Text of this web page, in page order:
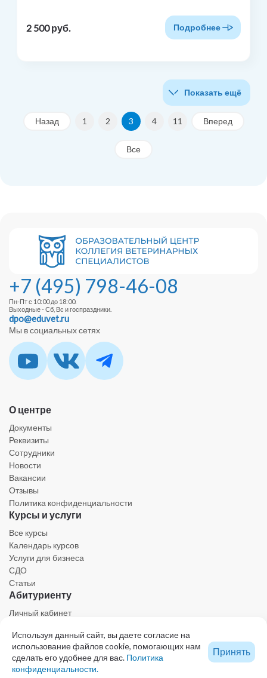
2 500 руб. Подробнее
Показать ещё
Назад 1 2 3 4 11 Вперед
Все
+7 (495) 798-46-08
Пн-Пт с 10:00 до 18:00.
Выходные - Сб, Вс и госпраздники.
dpo@eduvet.ru
Мы в социальных сетях
О центре
Документы
Реквизиты
Сотрудники
Новости
Вакансии
Отзывы
Политика конфиденциальности
Курсы и услуги
Все курсы
Календарь курсов
Услуги для бизнеса
СДО
Статьи
Абитуриенту
Личный кабинет
Ресурсы
Техническая поддержка
Используя данный сайт, вы даете согласие на
использование файлов cookie, помогающих нам
сделать его удобнее для вас. Политика
конфиденциальности.
Принять